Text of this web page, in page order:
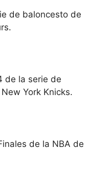
de baloncesto de
de la serie de
York Knicks.
de la NBA de